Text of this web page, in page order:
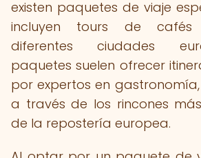
existen paquetes de viaje
incluyen tours de cafés
diferentes ciudades
paquetes suelen ofrecer
por expertos en
a través de los rincones
de la repostería europea.